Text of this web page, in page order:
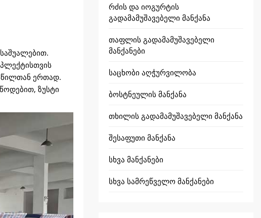
ერთად.
ზუსტი
რძის და იოგურტის
გადამამუშავებელი მანქანა
თაფლის გადამამუშავებელი
მანქანები
საცხობი აღჭურვილობა
ბოსტნეულის მანქანა
თხილის გადამამუშავებელი მანქანა
შესაფუთი მანქანა
სხვა მანქანები
სხვა სამრეწველო მანქანები